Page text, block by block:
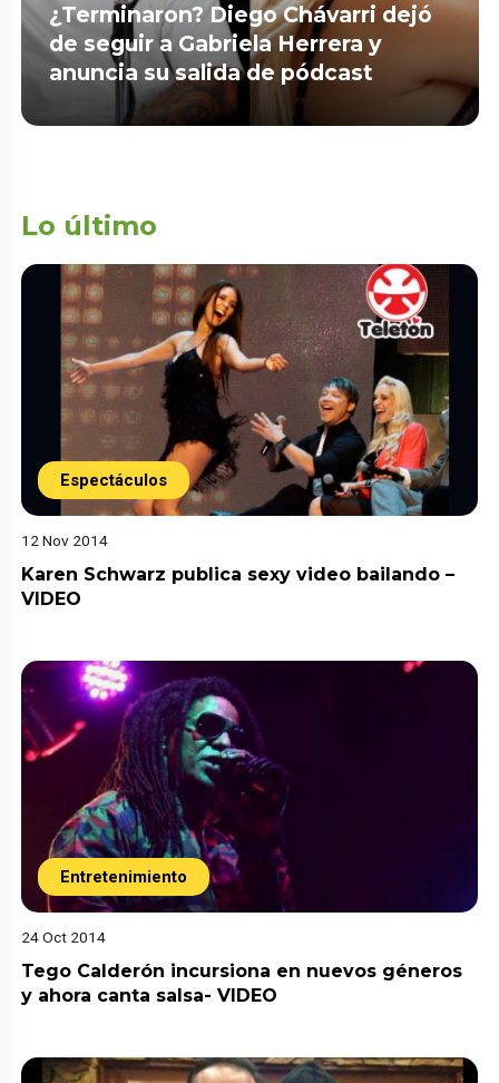
¿Terminaron? Diego Chávarri dejó
de seguir a Gabriela Herrera y
anuncia su salida de pódcast
Lo último
Espectáculos
12 Nov 2014
Karen Schwarz publica sexy video bailando –
VIDEO
Entretenimiento
24 Oct 2014
Tego Calderón incursiona en nuevos géneros
y ahora canta salsa- VIDEO